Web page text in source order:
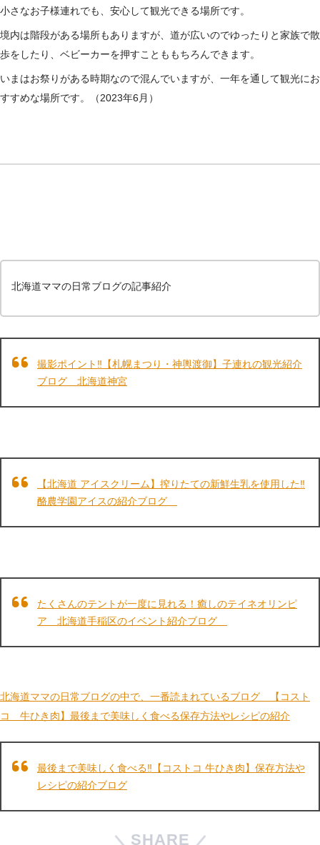
小さなお子様連れでも、安心して観光できる場所です。
境内は階段がある場所もありますが、道が広いのでゆったりと家族で散
歩をしたり、ベビーカーを押すことももちろんできます。
いまはお祭りがある時期なので混んでいますが、一年を通して観光にお
すすめな場所です。（2023年6月）
北海道ママの日常ブログの記事紹介
撮影ポイント‼【札幌まつり・神輿渡御】子連れの観光紹介
ブログ 北海道神宮
【北海道 アイスクリーム】搾りたての新鮮生乳を使用した‼
酪農学園アイスの紹介ブログ
たくさんのテントが一度に見れる！癒しのテイネオリンピ
ア 北海道手稲区のイベント紹介ブログ
北海道ママの日常ブログの中で、一番読まれているブログ 【コスト
コ 牛ひき肉】最後まで美味しく食べる保存方法やレシピの紹介
最後まで美味しく食べる‼【コストコ 牛ひき肉】保存方法や
レシピの紹介ブログ
SHARE